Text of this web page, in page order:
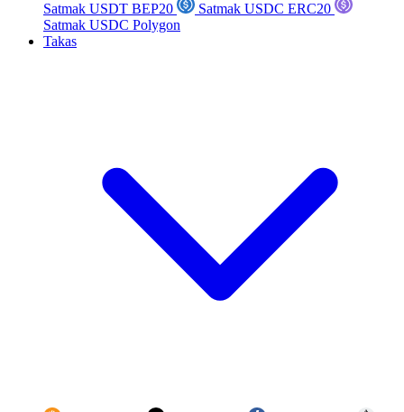
Satmak USDT BEP20
Satmak USDC ERC20
Satmak USDC Polygon
Takas